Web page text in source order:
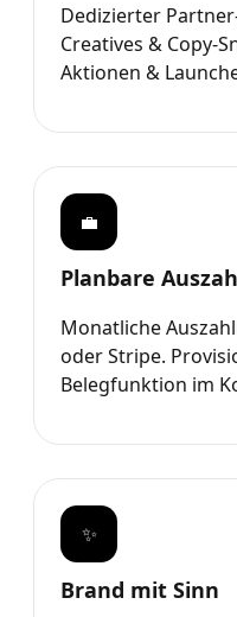
Dedizierter
Creatives & Copy-
Aktionen &
💼
Planbare
Monatliche
oder Stripe.
Belegfunktion im
✨
Brand mit Sinn